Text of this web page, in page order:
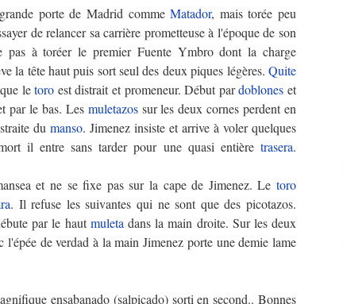
porte de Madrid commeMatador, mais torée peu
de relancer sa carrière prometteuse à l'époque de son
à toréer le premier Fuente Ymbro dont la charge
la tête haut puis sort seul des deux piques légères.Quite
letoro est distrait et promeneur. Début pardoblones et
par le bas. Les muletazossur les deux cornes perdent en
du manso. Jimenez insiste et arrive à voler quelques
il entre sans tarder pour une quasi entière trasera.
et ne se fixe pas sur la cape de Jimenez. Le toro
. Il refuse les suivantes qui ne sont que des picotazos.
par le hautmuleta dans la main droite. Sur les deux
l'épée de verdad à la main Jimenez porte une demie lame
ensabanado (salpicado) sorti en second.. Bonnes